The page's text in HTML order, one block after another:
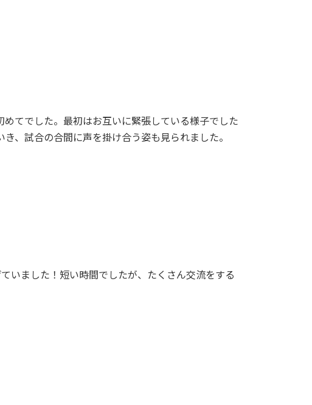
てでした。最初はお互いに緊張している様子でした
、試合の合間に声を掛け合う姿も見られました。
いました！短い時間でしたが、たくさん交流をする